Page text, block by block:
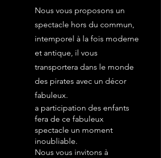
Nous vous proposons un
spectacle hors du commun,
intemporel à la fois moderne
et antique, il vous
transportera dans le monde
des pirates avec un décor
fabuleux.
a participation des enfants
fera de ce fabuleux
spectacle un moment
inoubliable.
Nous vous invitons à